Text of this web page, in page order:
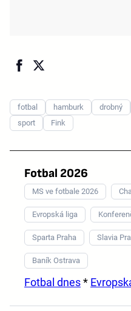
fotbal hamburk drobný
sport
Fink
Fotbal 2026
MS ve fotbale 2026
Evropská liga
Sparta Praha Slavia
Baník Ostrava
Fotbal dnes*